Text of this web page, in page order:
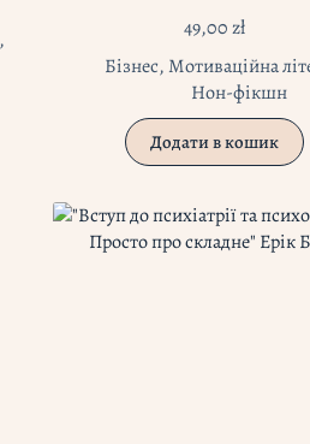
,
49,00zł
Бізнес,Мотиваційна
Нон-фікшн
Додати в кошик